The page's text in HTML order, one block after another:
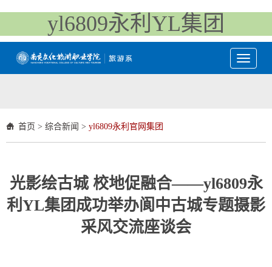
yl6809永利YL集团
Toggle
首页 > 综合新闻 > yl6809永利官网集团
光影绘古城 校地促融合——yl6809永
利YL集团成功举办阆中古城专题摄影
采风交流座谈会